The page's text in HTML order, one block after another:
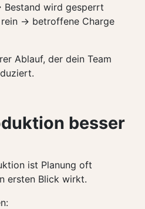
wird gesperrt
→ betroffene Charge
Ablauf, der dein Team
besser
ist Planung oft
ersten Blick wirkt.